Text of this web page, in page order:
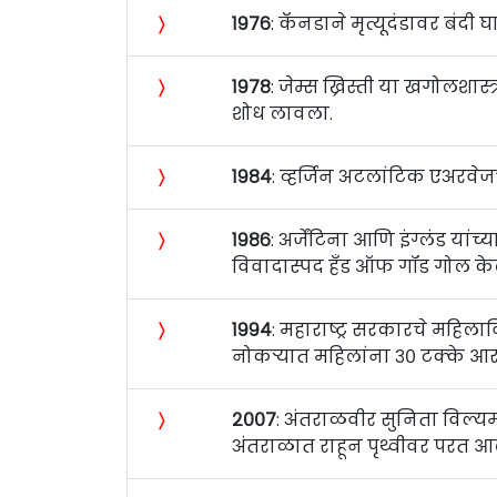
〉 १९७६: कॅनडाने मृत्यूदंडावर बंदी
〉 १९७८: जेम्स ख्रिस्ती या
शोध लावला.
〉 १९८४: व्हर्जिन अटलांटिक
〉 १९८६: अर्जेंटिना आणि इंग्लंड
विवादास्पद हँड ऑफ गॉड गोल
〉 १९९४: महाराष्ट्र सरकारचे
नोकर्‍यात महिलांना ३० टक्‍के
〉 २००७: अंतराळवीर सुनिता
अंतराळात राहून पृथ्वीवर परत